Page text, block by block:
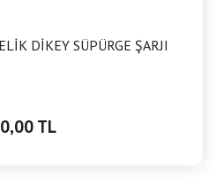
DİKEY SÜPÜRGE ŞARJI
TL